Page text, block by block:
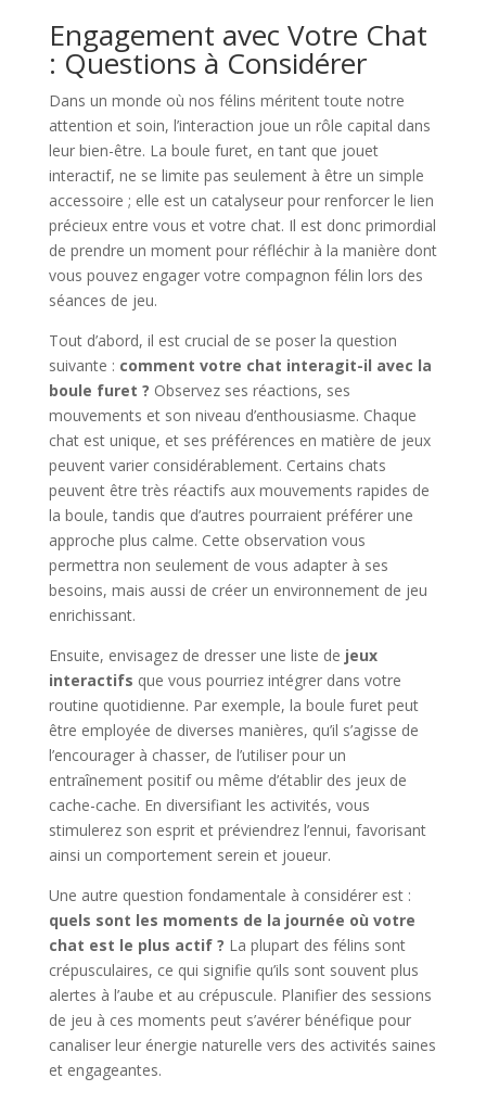
Engagement avec Votre Chat
: Questions à Considérer
Dans un monde où nos félins méritent toute notre
attention et soin, l’interaction joue un rôle capital dans
leur bien-être. La boule furet, en tant que jouet
interactif, ne se limite pas seulement à être un simple
accessoire ; elle est un catalyseur pour renforcer le lien
précieux entre vous et votre chat. Il est donc primordial
de prendre un moment pour réfléchir à la manière dont
vous pouvez engager votre compagnon félin lors des
séances de jeu.
Tout d’abord, il est crucial de se poser la question
suivante : comment votre chat interagit-il avec la
boule furet ? Observez ses réactions, ses
mouvements et son niveau d’enthousiasme. Chaque
chat est unique, et ses préférences en matière de jeux
peuvent varier considérablement. Certains chats
peuvent être très réactifs aux mouvements rapides de
la boule, tandis que d’autres pourraient préférer une
approche plus calme. Cette observation vous
permettra non seulement de vous adapter à ses
besoins, mais aussi de créer un environnement de jeu
enrichissant.
Ensuite, envisagez de dresser une liste de jeux
interactifs que vous pourriez intégrer dans votre
routine quotidienne. Par exemple, la boule furet peut
être employée de diverses manières, qu’il s’agisse de
l’encourager à chasser, de l’utiliser pour un
entraînement positif ou même d’établir des jeux de
cache-cache. En diversifiant les activités, vous
stimulerez son esprit et préviendrez l’ennui, favorisant
ainsi un comportement serein et joueur.
Une autre question fondamentale à considérer est :
quels sont les moments de la journée où votre
chat est le plus actif ? La plupart des félins sont
crépusculaires, ce qui signifie qu’ils sont souvent plus
alertes à l’aube et au crépuscule. Planifier des sessions
de jeu à ces moments peut s’avérer bénéfique pour
canaliser leur énergie naturelle vers des activités saines
et engageantes.